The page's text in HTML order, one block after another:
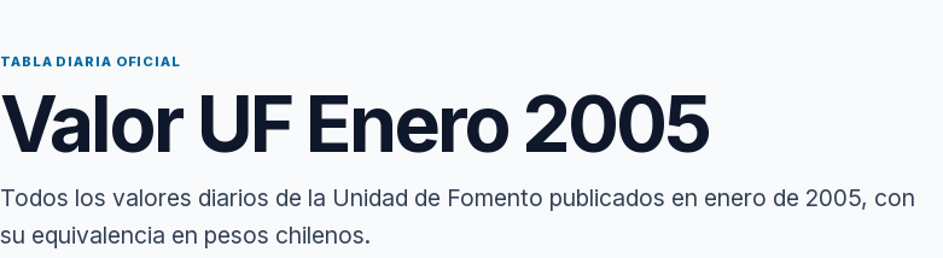
TABLA DIARIA OFICIAL
Valor UF Enero 2005
Todos los valores diarios de la Unidad de Fomento publicados en enero de 2005, con
su equivalencia en pesos chilenos.